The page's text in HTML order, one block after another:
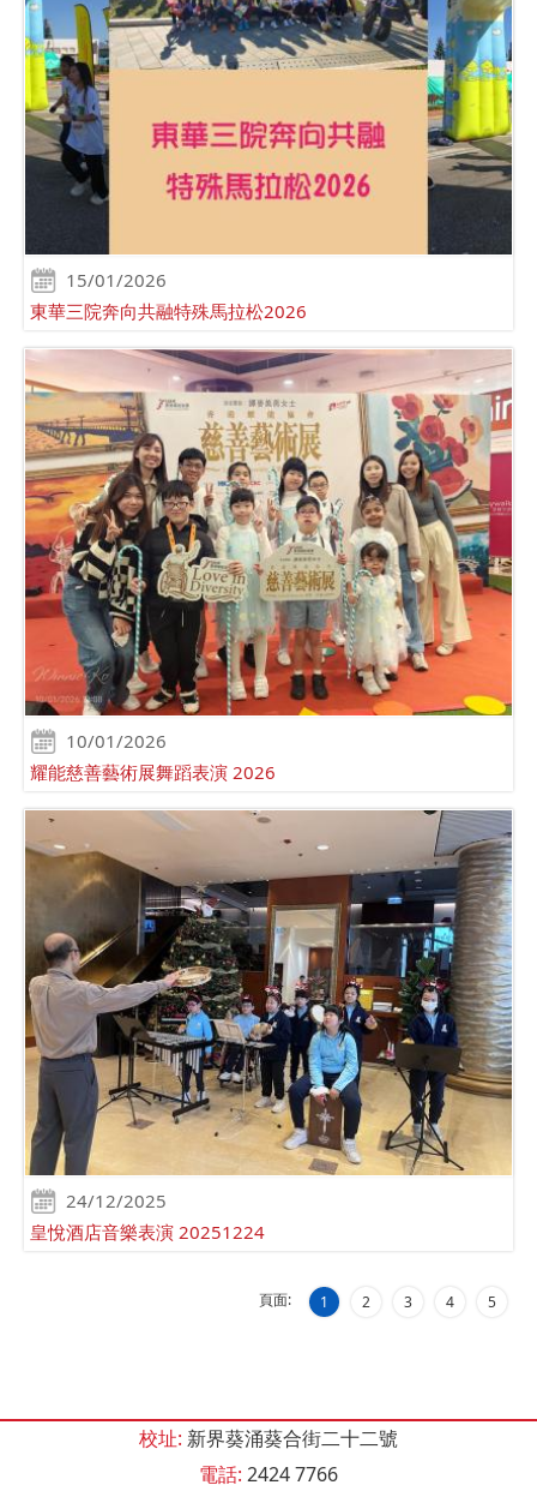
15/01/2026
東華三院奔向共融特殊馬拉松2026
10/01/2026
耀能慈善藝術展舞蹈表演 2026
24/12/2025
皇悅酒店音樂表演 20251224
頁面: 1 2 3 4 5
校址: 新界葵涌葵合街二十二號
電話: 2424 7766